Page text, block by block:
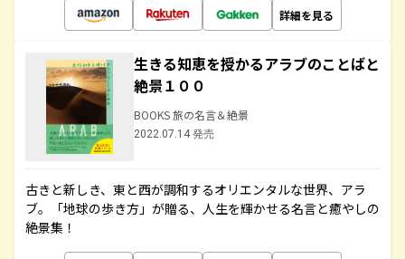
詳細を見る
生きる知恵を授かるアラブのことばと
絶景１００
BOOKS 旅の名言＆絶景
2022.07.14 発売
古きと新しき、東と西が調和するオリエンタルな世界、アラ
ブ。「地球の歩き方」が贈る、人生を輝かせる名言と癒やしの
絶景集！